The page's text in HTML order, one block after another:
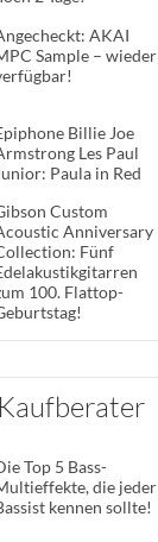
AKAI
Sample – wieder
Billie Joe
Les Paul
Paula in Red
Custom
Anniversary
Fünf
100. Flattop-
Top 5 Bass-
die jeder
kennen sollte!